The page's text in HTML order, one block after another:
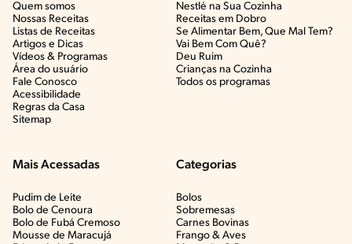
Quem somos
Nossas Receitas
Listas de Receitas​
Artigos e Dicas​
Vídeos & Programas​
Área do usuário
Fale Conosco
Acessibilidade
Regras da Casa
Sitemap
Nestlé na Sua Cozinha
Receitas em Dobro
Se Alimentar Bem, Que Mal Tem?​
Vai Bem Com Quê?​
Deu Ruim​
Crianças na Cozinha​
Todos os programas
Mais Acessadas
Pudim de Leite
Bolo de Cenoura
Bolo de Fubá Cremoso
Mousse de Maracujá
Categorias
Bolos
Sobremesas
Carnes Bovinas​
Frango & Aves​